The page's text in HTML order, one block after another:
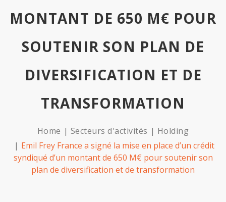
MONTANT DE 650 M€ POUR
SOUTENIR SON PLAN DE
DIVERSIFICATION ET DE
TRANSFORMATION
Home Secteurs d'activités
Holding
Emil Frey France a signé la mise en place d’un crédit
syndiqué d’un montant de 650 M€ pour soutenir son
plan de diversification et de transformation